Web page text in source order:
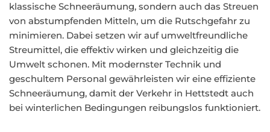
klassische Schneeräumung, sondern auch das Streuen
von abstumpfenden Mitteln, um die Rutschgefahr zu
minimieren. Dabei setzen wir auf umweltfreundliche
Streumittel, die effektiv wirken und gleichzeitig die
Umwelt schonen. Mit modernster Technik und
geschultem Personal gewährleisten wir eine effiziente
Schneeräumung, damit der Verkehr in Hettstedt auch
bei winterlichen Bedingungen reibungslos funktioniert.